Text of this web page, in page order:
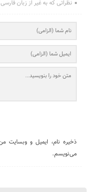
نظراتی که به غیر از زبان
ذخیره نام، ایمیل و وبسایت
می‌نویسم.